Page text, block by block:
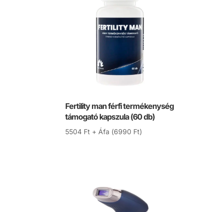
Fertility man férfi termékenység
támogató kapszula (60 db)
5504 Ft + Áfa (6990 Ft)